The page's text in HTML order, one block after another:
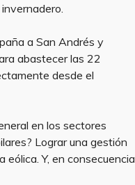
a San Andrés y
abastecer las 22
desde el
en los sectores
Lograr una gestión
Y, en consecuencia,